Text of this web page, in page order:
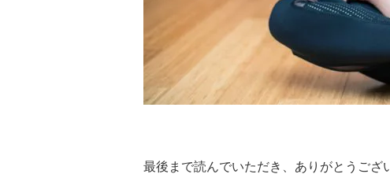
最後まで読んでいただき、ありがとうござ